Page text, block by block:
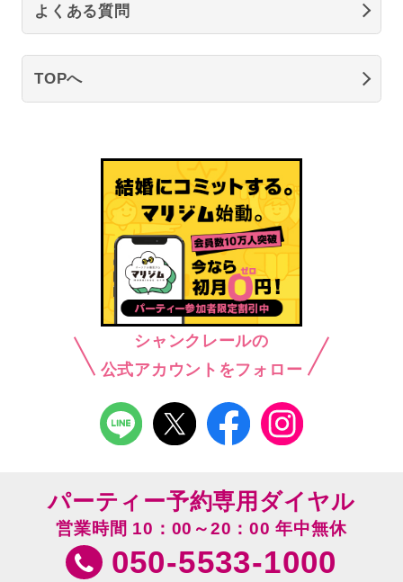
よくある質問
TOPへ
シャンクレールの
公式アカウントをフォロー
パーティー予約専用ダイヤル
営業時間 10：00～20：00 年中無休
050-5533-1000